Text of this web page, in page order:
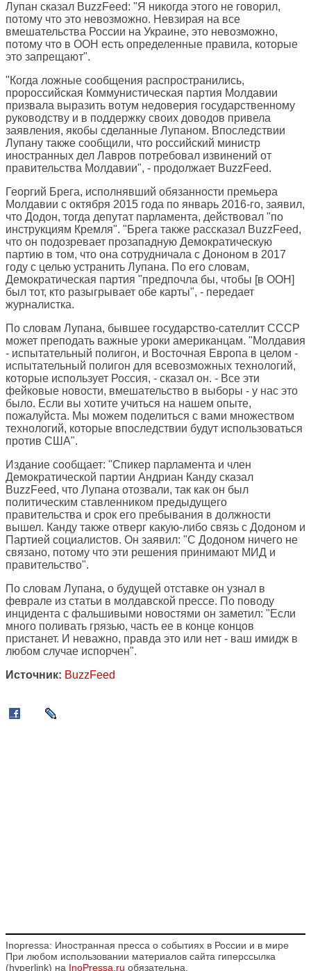
Лупан сказал BuzzFeed: "Я никогда этого не говорил,
потому что это невозможно. Невзирая на все
вмешательства России на Украине, это невозможно,
потому что в ООН есть определенные правила, которые
это запрещают".
"Когда ложные сообщения распространились,
пророссийская Коммунистическая партия Молдавии
призвала выразить вотум недоверия государственному
руководству и в поддержку своих доводов привела
заявления, якобы сделанные Лупаном. Впоследствии
Лупану также сообщили, что российский министр
иностранных дел Лавров потребовал извинений от
правительства Молдавии", - продолжает BuzzFeed.
Георгий Брега, исполнявший обязанности премьера
Молдавии с октября 2015 года по январь 2016-го, заявил,
что Додон, тогда депутат парламента, действовал "по
инструкциям Кремля". "Брега также рассказал BuzzFeed,
что он подозревает прозападную Демократическую
партию в том, что она сотрудничала с Дононом в 2017
году с целью устранить Лупана. По его словам,
Демократическая партия "предпочла бы, чтобы [в ООН]
был тот, кто разыгрывает обе карты", - передает
журналистка.
По словам Лупана, бывшее государство-сателлит СССР
может преподать важные уроки американцам. "Молдавия
- испытательный полигон, и Восточная Европа в целом -
испытательный полигон для всевозможных технологий,
которые использует Россия, - сказал он. - Все эти
фейковые новости, вмешательство в выборы - у нас это
было. Если вы хотите учиться на нашем опыте,
пожалуйста. Мы можем поделиться с вами множеством
технологий, которые впоследствии будут использоваться
против США".
Издание сообщает: "Спикер парламента и член
Демократической партии Андриан Канду сказал
BuzzFeed, что Лупана отозвали, так как он был
политическим ставленником предыдущего
правительства и срок его пребывания в должности
вышел. Канду также отверг какую-либо связь с Додоном и
Партией социалистов. Он заявил: "С Додоном ничего не
связано, потому что эти решения принимают МИД и
правительство".
По словам Лупана, о будущей отставке он узнал в
феврале из статьи в молдавской прессе. По поводу
инцидента с фальшивыми новостями он заметил: "Если
много поливать грязью, часть ее в конце концов
пристанет. И неважно, правда это или нет - ваш имидж в
любом случае испорчен".
Источник: BuzzFeed
Inopressa: Иностранная пресса о событиях в России и в мире
При любом использовании материалов сайта гиперссылка
(hyperlink) на InoPressa.ru обязательна.